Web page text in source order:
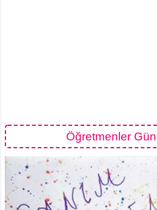
Öğretmenler